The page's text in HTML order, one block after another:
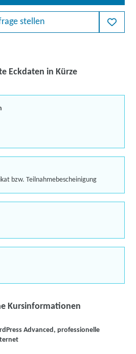
stellen
Eckdaten in Kürze
bzw. Teilnahmebescheinigung
Kursinformationen
Advanced, professionelle